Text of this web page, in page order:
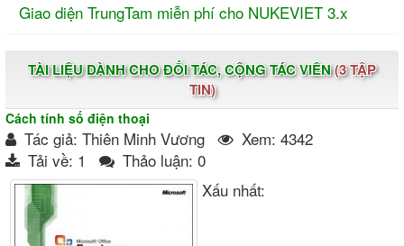
Giao diện TrungTam miễn phí cho NUKEVIET 3.x
TÀI LIỆU DÀNH CHO ĐỐI TÁC, CỘNG TÁC VIÊN(3 TẬP
TIN)
Cách tính số điện thoại
Tác giả: Thiên Minh Vương
Xem: 4342
Tải về: 1
Thảo luận: 0
Xấu nhất: